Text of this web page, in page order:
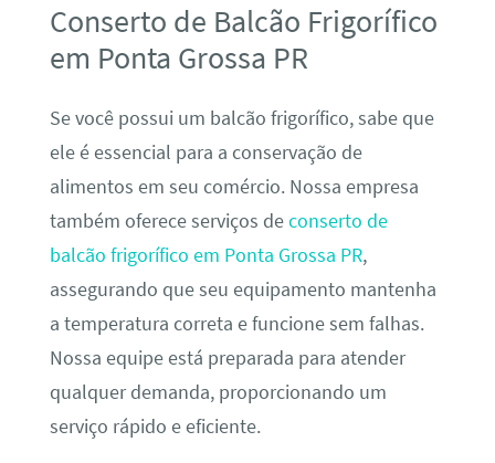
Conserto de Balcão Frigorífico
em Ponta Grossa PR
Se você possui um balcão frigorífico, sabe que
ele é essencial para a conservação de
alimentos em seu comércio. Nossa empresa
também oferece serviços deconserto de
balcão frigorífico em Ponta Grossa PR,
assegurando que seu equipamento mantenha
a temperatura correta e funcione sem falhas.
Nossa equipe está preparada para atender
qualquer demanda, proporcionando um
serviço rápido e eficiente.